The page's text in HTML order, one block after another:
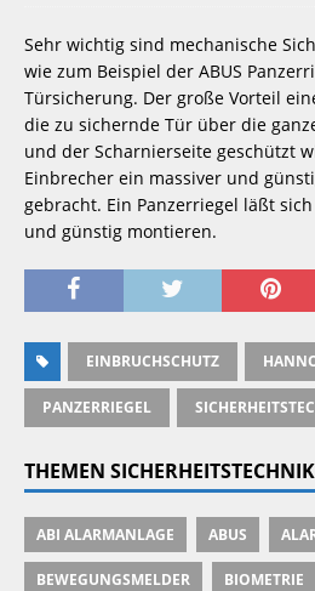
Sehr wichtig sind mechanische
wie zum Beispiel der ABUS
Türsicherung. Der große Vorteil
die zu sichernde Tür über die
und der Scharnierseite geschützt
Einbrecher ein massiver und
gebracht. Ein Panzerriegel läßt
und günstig montieren.
EINBRUCHSCHUTZ
PANZERRIEGEL
THEMEN SICHERHEITSTECHNIK
ABI ALARMANLAGE ABUS
BEWEGUNGSMELDER BIOMETRIE